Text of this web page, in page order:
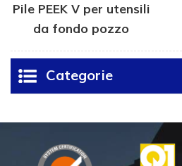
Pile PEEK V per utensili
da fondo pozzo
Categorie